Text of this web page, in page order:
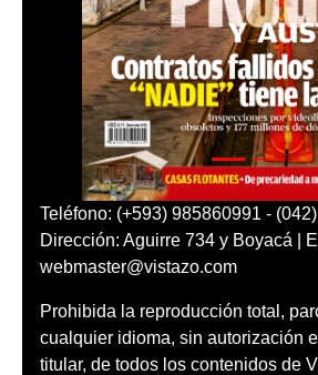
Teléfono: (+593) 985860991 - (042)
Dirección: Aguirre 734 y Boyacá |
webmaster@vistazo.com
Prohibida la reproducción total,
cualquier idioma, sin autorización
titular, de todos los contenidos de